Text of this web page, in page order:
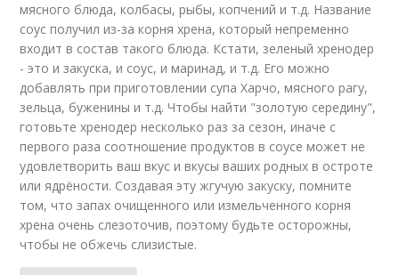
мясного блюда, колбасы, рыбы, копчений и т.д. Название
соус получил из-за корня хрена, который непременно
входит в состав такого блюда. Кстати, зеленый хренодер
- это и закуска, и соус, и маринад, и т.д. Его можно
добавлять при приготовлении супа Харчо, мясного рагу,
зельца, буженины и т.д. Чтобы найти "золотую середину",
готовьте хренодер несколько раз за сезон, иначе с
первого раза соотношение продуктов в соусе может не
удовлетворить ваш вкус и вкусы ваших родных в остроте
или ядрёности. Создавая эту жгучую закуску, помните
том, что запах очищенного или измельченного корня
хрена очень слезоточив, поэтому будьте осторожны,
чтобы не обжечь слизистые.